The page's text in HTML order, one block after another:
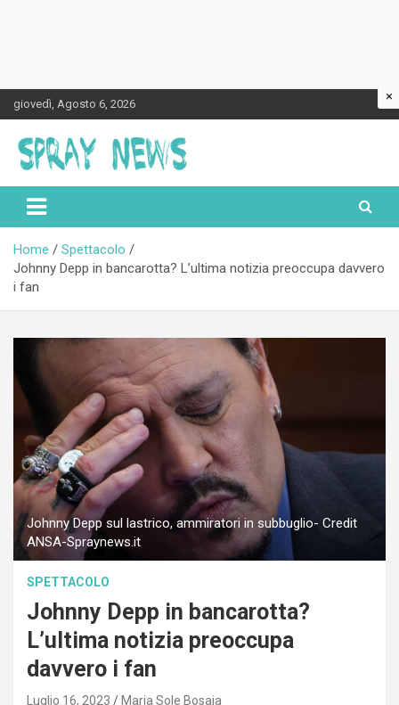
Skip
to
content
giovedì, Agosto 6, 2026
Spraynews.it
Home
Spettacolo
Johnny Depp in bancarotta? L’ultima notizia preoccupa davvero
i fan
Johnny Depp sul lastrico, ammiratori in subbuglio- Credit
ANSA-Spraynews.it
SPETTACOLO
Johnny Depp in bancarotta?
L’ultima notizia preoccupa
davvero i fan
Luglio 16, 2023 Maria Sole Bosaia
×